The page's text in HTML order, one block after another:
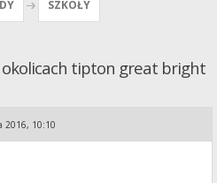
SZKOŁY
okolicach tipton great bright
2016, 10:10